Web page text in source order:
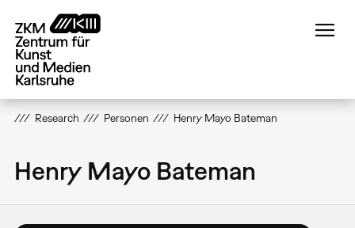
zum
Inhalt
Research Personen Henry Mayo Bateman
Henry Mayo Bateman